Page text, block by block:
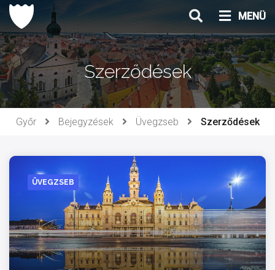
Ugrás
tartalomhoz
MENÜ
Szerződések
Győr Bejegyzések Üvegzseb Szerződések
ÜVEGZSEB